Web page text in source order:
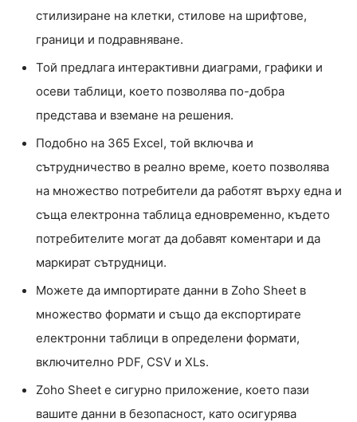
стилизиране на клетки, стилове на шрифтове,
граници и подравняване.
Той предлага интерактивни диаграми, графики и
осеви таблици, което позволява по-добра
представа и вземане на решения.
Подобно на 365 Excel, той включва и
сътрудничество в реално време, което позволява
на множество потребители да работят върху една и
съща електронна таблица едновременно, където
потребителите могат да добавят коментари и да
маркират сътрудници.
Можете да импортирате данни в Zoho Sheet в
множество формати и също да експортирате
електронни таблици в определени формати,
включително PDF, CSV и XLs.
Zoho Sheet е сигурно приложение, което пази
вашите данни в безопасност, като осигурява